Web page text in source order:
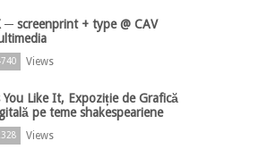
─ screenprint + type @ CAV
Views
You Like It, Expoziție de Grafică
pe teme shakespeariene
Views